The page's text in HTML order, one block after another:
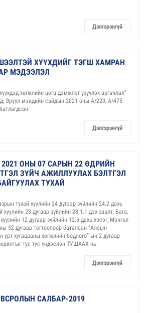
Дэлгэрэнгүй
ХҮҮХДИЙГ ТЭГШ ХАМРАН
МЭДЭЭЛЭЛ
хөгжлийн цогц дэмжлэг үзүүлэх аргачлал”
Эрүүл мэндийн сайдын 2021 оны А/220, А/475
Дэлгэрэнгүй
ОНЫ 07 САРЫН 22 ӨДРИЙН
ЗҮЙЧ АЖИЛЛУУЛАХ БЭЛТГЭЛ
ТУХАЙ
тухай хуулийн 24 дүгээр зүйлийн 24.2 дахь
хуулийн 28 дугаар зүйлийн 28.1.1 дэх заалт, Бага,
12 дугаар зүйлийн 12.6 дахь хэсэг, Монгол
52 дугаар тогтоолоор баталсан ”Алсын
хугацааны хөгжлийн бодлого”-ын 2 дугаар
тус тус үндэслэн ТУШААХ нь:
Дэлгэрэнгүй
САЛБАР-2019